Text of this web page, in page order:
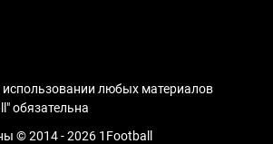
любых материалов
обязательна
© 2014 - 2026 1Football